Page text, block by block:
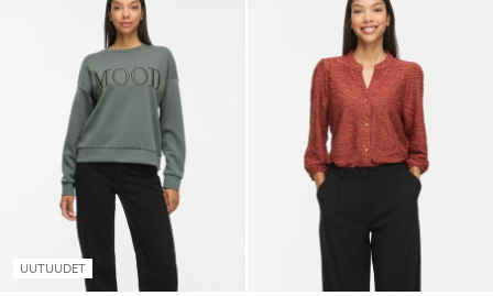
UUTUUDET